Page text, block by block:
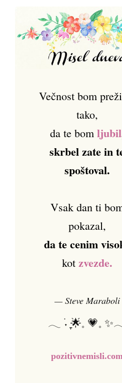
Večnost bom
tako,
da te bom ljubil
skrbel zate in
spoštoval.
Vsak dan ti
pokazal,
da te cenim
kot zvezde.
— Steve Maraboli
𓂃 ࣪˖ ִֶָ🌟𓈒 💗𓈒 ✨𓂃
pozitivnemisli.com